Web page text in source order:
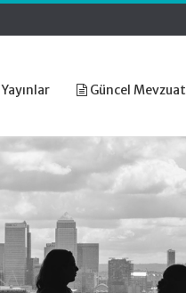
Yayınlar Güncel Mevzuat